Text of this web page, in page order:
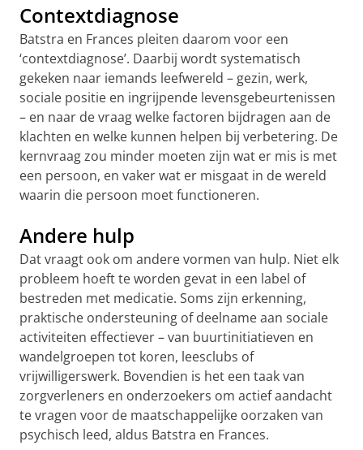
Contextdiagnose
Batstra en Frances pleiten daarom voor een
‘contextdiagnose’. Daarbij wordt systematisch
gekeken naar iemands leefwereld – gezin, werk,
sociale positie en ingrijpende levensgebeurtenissen
– en naar de vraag welke factoren bijdragen aan de
klachten en welke kunnen helpen bij verbetering. De
kernvraag zou minder moeten zijn wat er mis is met
een persoon, en vaker wat er misgaat in de wereld
waarin die persoon moet functioneren.
Andere hulp
Dat vraagt ook om andere vormen van hulp. Niet elk
probleem hoeft te worden gevat in een label of
bestreden met medicatie. Soms zijn erkenning,
praktische ondersteuning of deelname aan sociale
activiteiten effectiever – van buurtinitiatieven en
wandelgroepen tot koren, leesclubs of
vrijwilligerswerk. Bovendien is het een taak van
zorgverleners en onderzoekers om actief aandacht
te vragen voor de maatschappelijke oorzaken van
psychisch leed, aldus Batstra en Frances.